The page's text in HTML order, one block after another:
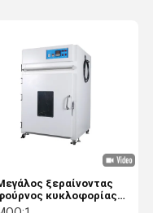
ξεραίνοντας
κυκλοφορίας
αέρα